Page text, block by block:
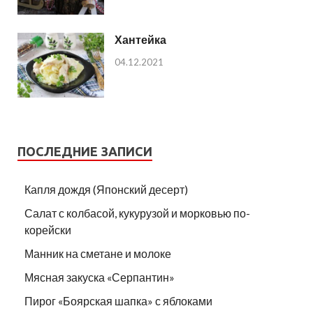
Хантейка
04.12.2021
ПОСЛЕДНИЕ ЗАПИСИ
Капля дождя (Японский десерт)
Салат с колбасой, кукурузой и морковью по-
корейски
Манник на сметане и молоке
Мясная закуска «Серпантин»
Пирог «Боярская шапка» с яблоками